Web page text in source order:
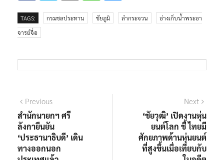
TAGS: กรมชลประทาน ชัยภูมิ ลำกระจวน
อ่างเก็บน้ำพระอา
จารย์จื่อ
แนะแนว
เรื่อง
PreviousPrevious
post:
สำนักนายกฯ ศรี
ลังกายืนยัน
‘ประธานาธิบดี’ เดิน
ทางออกนอก
Next
post:
‘ชัยวุฒิ’ เปิดงานหุ่น
ยนต์โลก ชี้ ไทยมี
ศักยภาพด้านหุ่นยนต์
ที่สูงขึ้นเมื่อเทียบกับ